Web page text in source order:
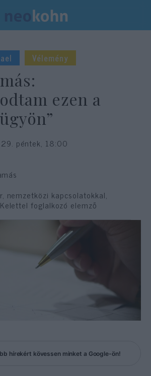
Vélemény
ezen a
péntek, 18:00
nemzetközi kapcsolatokkal,
foglalkozó elemző
hírekért kövessen minket a Google-ön!